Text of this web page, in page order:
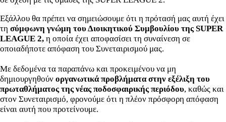
Εξάλλου θα πρέπει να σημειώσουμε ότι η πρότασή μας αυτή έχει
τη σύμφωνη γνώμη του Διοικητικού Συμβουλίου της SUPER
LEAGUE 2, η οποία έχει αποφασίσει τη συναίνεση σε
οποιαδήποτε απόφαση του Συνεταιρισμού μας.
Με δεδομένα τα παραπάνω και προκειμένου να μη
δημιουργηθούν οργανωτικά προβλήματα στην εξέλιξη του
πρωταθλήματος της νέας ποδοσφαιρικής περιόδου, καθώς και
στον Συνεταιρισμό, φρονούμε ότι η πλέον πρόσφορη απόφαση
είναι αυτή που προτείνουμε.